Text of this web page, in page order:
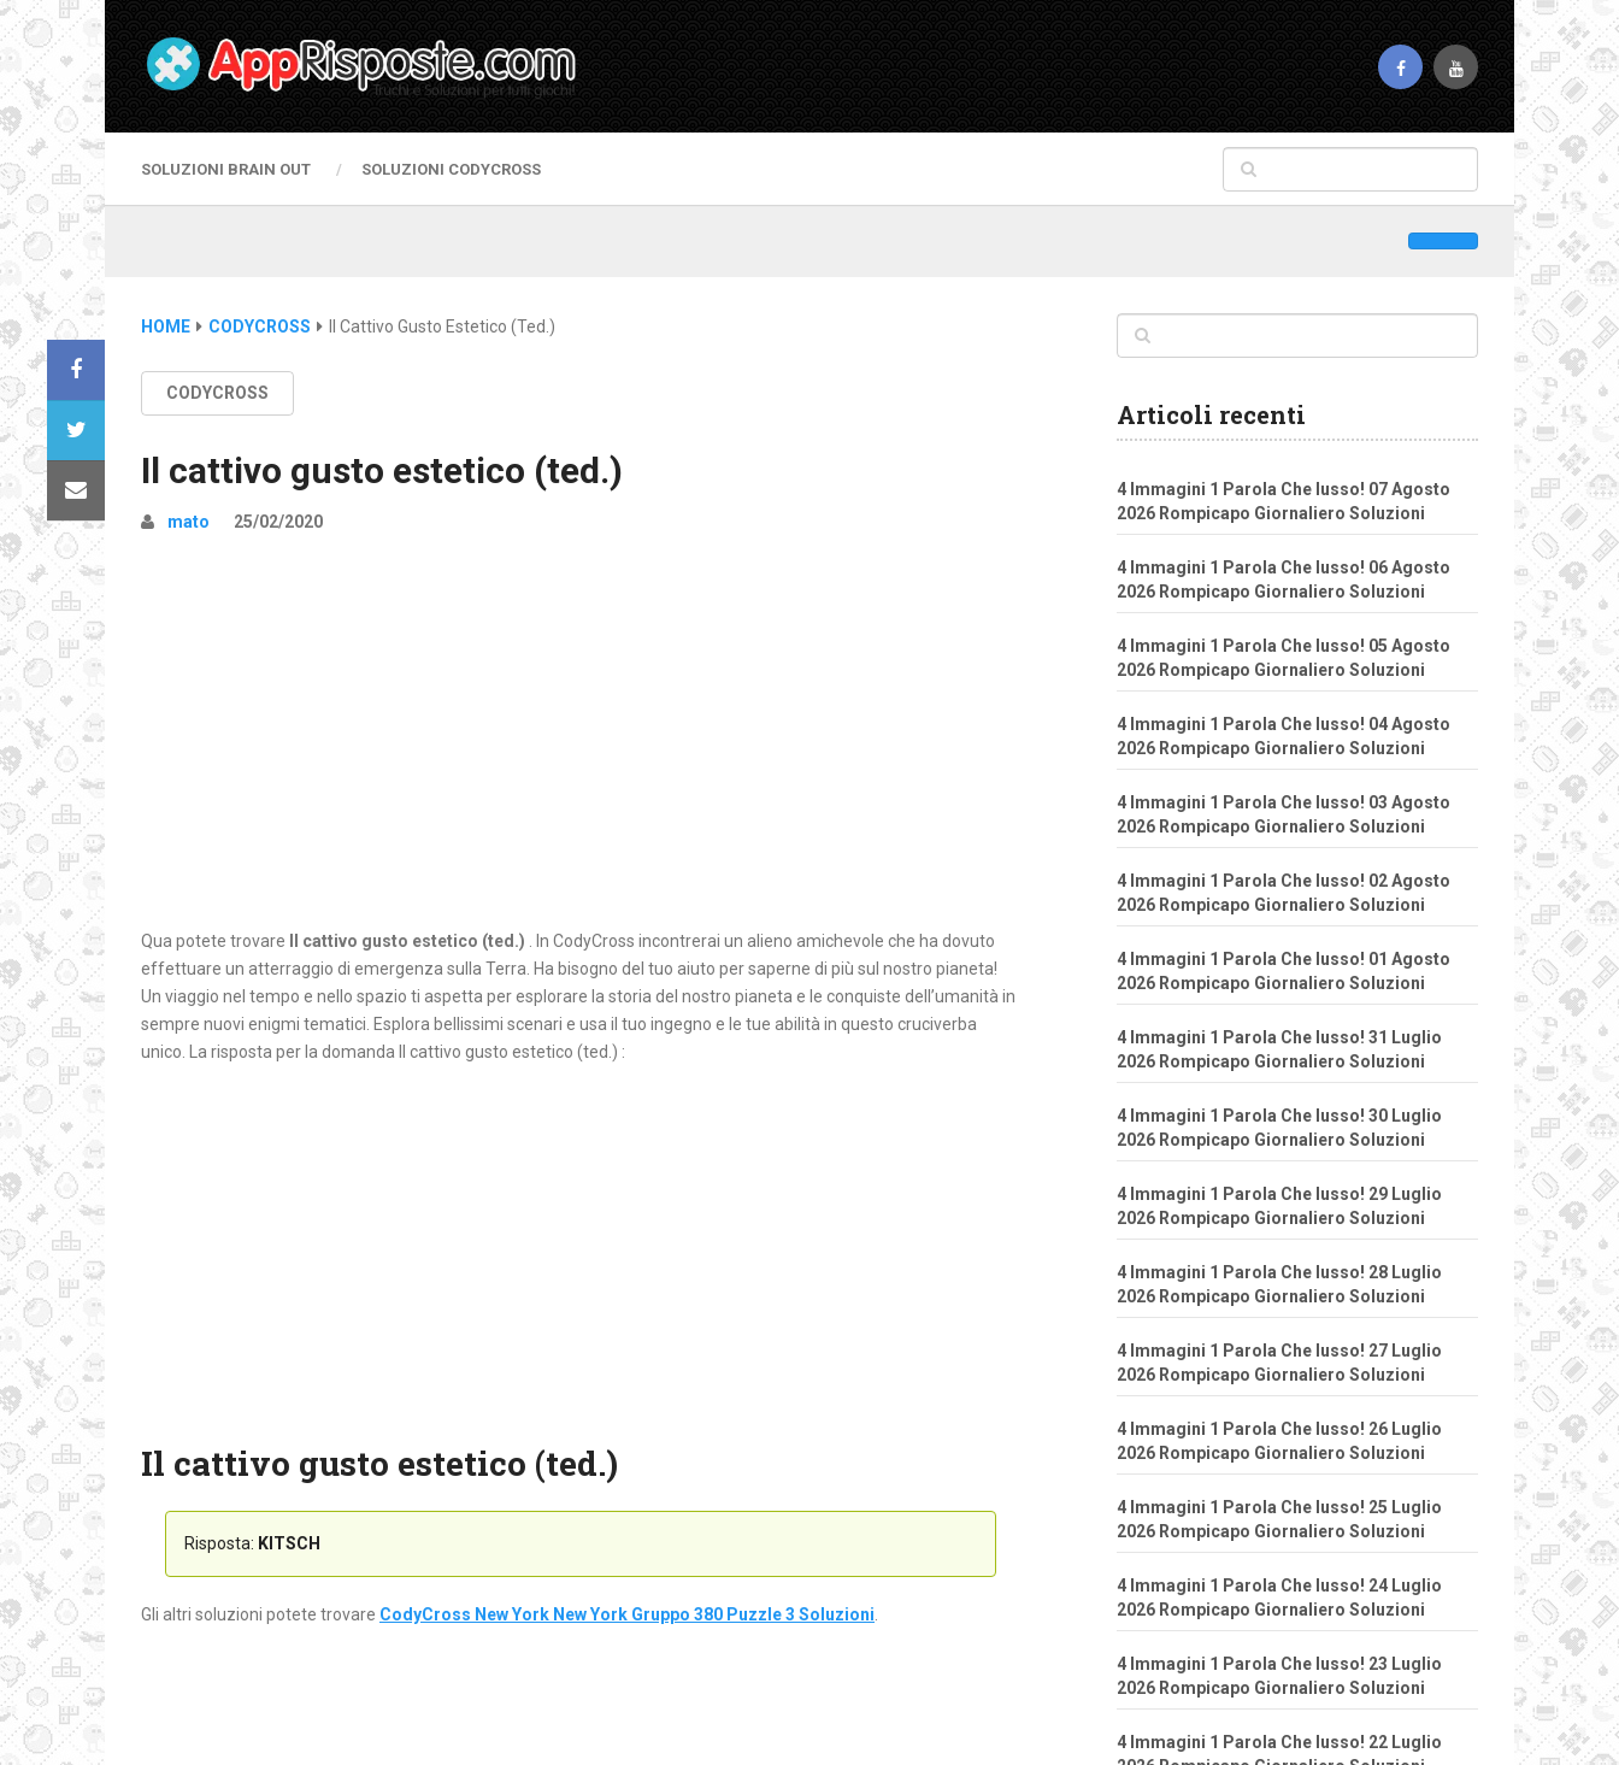
SOLUZIONI BRAIN OUT SOLUZIONI CODYCROSS
HOME CODYCROSS Il Cattivo Gusto Estetico (ted.)
CODYCROSS
Il cattivo gusto estetico (ted.)
mato 25/02/2020
Qua potete trovare Il cattivo gusto estetico (ted.)
. In CodyCross incontrerai un alieno amichevole che ha dovuto
effettuare un atterraggio di emergenza sulla Terra. Ha bisogno del tuo aiuto per saperne di più sul nostro pianeta!
Un viaggio nel tempo e nello spazio ti aspetta per esplorare la storia del nostro pianeta e le conquiste dell’umanità in
sempre nuovi enigmi tematici. Esplora bellissimi scenari e usa il tuo ingegno e le tue abilità in questo cruciverba
unico. La risposta per la domanda Il cattivo gusto estetico (ted.) :
Il cattivo gusto estetico (ted.)
Risposta: KITSCH
Gli altri soluzioni potete trovare CodyCross New York New York Gruppo 380 Puzzle 3 Soluzioni
Articoli recenti
4 Immagini 1 Parola Che lusso! 07 Agosto
2026 Rompicapo Giornaliero Soluzioni
4 Immagini 1 Parola Che lusso! 06 Agosto
2026 Rompicapo Giornaliero Soluzioni
4 Immagini 1 Parola Che lusso! 05 Agosto
2026 Rompicapo Giornaliero Soluzioni
4 Immagini 1 Parola Che lusso! 04 Agosto
2026 Rompicapo Giornaliero Soluzioni
4 Immagini 1 Parola Che lusso! 03 Agosto
2026 Rompicapo Giornaliero Soluzioni
4 Immagini 1 Parola Che lusso! 02 Agosto
2026 Rompicapo Giornaliero Soluzioni
4 Immagini 1 Parola Che lusso! 01 Agosto
2026 Rompicapo Giornaliero Soluzioni
4 Immagini 1 Parola Che lusso! 31 Luglio
2026 Rompicapo Giornaliero Soluzioni
4 Immagini 1 Parola Che lusso! 30 Luglio
2026 Rompicapo Giornaliero Soluzioni
4 Immagini 1 Parola Che lusso! 29 Luglio
2026 Rompicapo Giornaliero Soluzioni
4 Immagini 1 Parola Che lusso! 28 Luglio
2026 Rompicapo Giornaliero Soluzioni
4 Immagini 1 Parola Che lusso! 27 Luglio
2026 Rompicapo Giornaliero Soluzioni
4 Immagini 1 Parola Che lusso! 26 Luglio
2026 Rompicapo Giornaliero Soluzioni
4 Immagini 1 Parola Che lusso! 25 Luglio
2026 Rompicapo Giornaliero Soluzioni
4 Immagini 1 Parola Che lusso! 24 Luglio
2026 Rompicapo Giornaliero Soluzioni
4 Immagini 1 Parola Che lusso! 23 Luglio
2026 Rompicapo Giornaliero Soluzioni
4 Immagini 1 Parola Che lusso! 22 Luglio